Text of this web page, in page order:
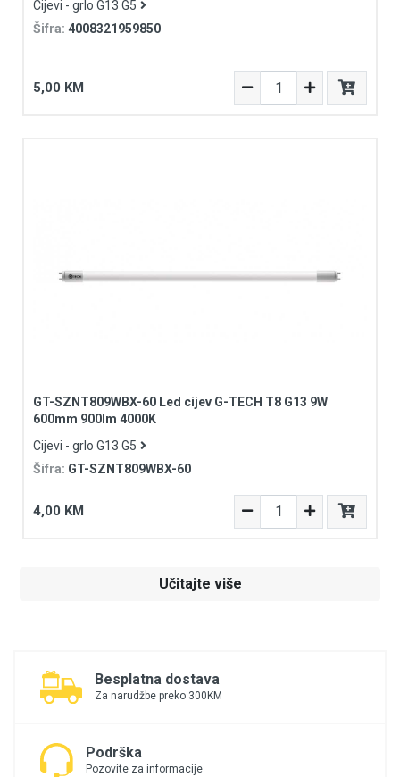
Cijevi - grlo G13 G5
Šifra: 4008321959850
5,00 KM
GT-SZNT809WBX-60 Led cijev G-TECH T8 G13 9W
600mm 900lm 4000K
Cijevi - grlo G13 G5
Šifra: GT-SZNT809WBX-60
4,00 KM
Učitajte više
Besplatna dostava
Za narudžbe preko 300KM
Podrška
Pozovite za informacije